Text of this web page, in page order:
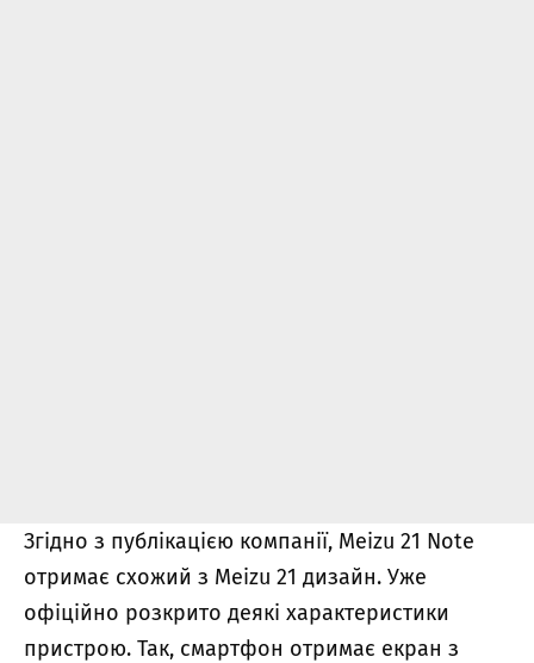
Згідно з публікацією компанії, Meizu 21 Note
отримає схожий з Meizu 21 дизайн. Уже
офіційно розкрито деякі характеристики
пристрою. Так, смартфон отримає екран з